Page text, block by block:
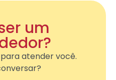
um
atender você.